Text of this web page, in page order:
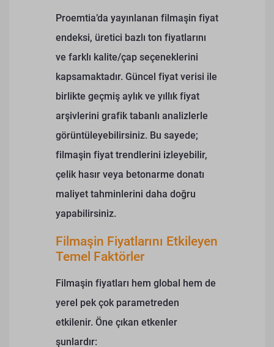
Proemtia’da yayınlanan filmaşin fiyat
endeksi, üretici bazlı ton fiyatlarını
ve farklı kalite/çap seçeneklerini
kapsamaktadır. Güncel fiyat verisi ile
birlikte geçmiş aylık ve yıllık fiyat
arşivlerini grafik tabanlı analizlerle
görüntüleyebilirsiniz. Bu sayede;
filmaşin fiyat trendlerini izleyebilir,
çelik hasır veya betonarme donatı
maliyet tahminlerini daha doğru
yapabilirsiniz.
Filmaşin Fiyatlarını Etkileyen
Temel Faktörler
Filmaşin fiyatları hem global hem de
yerel pek çok parametreden
etkilenir. Öne çıkan etkenler
şunlardır: